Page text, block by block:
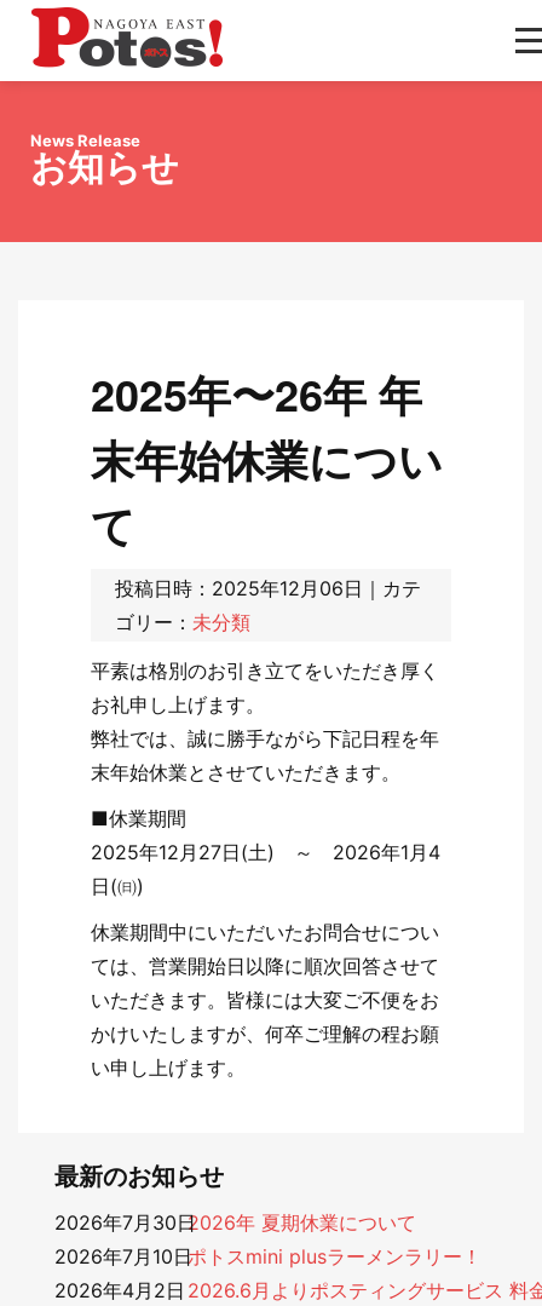
News Release
お知らせ
2025年〜26年 年
末年始休業につい
て
投稿日時：2025年12月06日｜カテ
ゴリー： 未分類
平素は格別のお引き立てをいただき厚く
お礼申し上げます。
弊社では、誠に勝手ながら下記日程を年
末年始休業とさせていただきます。
■休業期間
2025年12月27日(土) ～ 2026年1月4
日(㈰)
休業期間中にいただいたお問合せについ
ては、営業開始日以降に順次回答させて
いただきます。皆様には大変ご不便をお
かけいたしますが、何卒ご理解の程お願
い申し上げます。
最新のお知らせ
2026年 夏期休業について
2026年7月30日
ポトスmini plusラーメンラリー！
2026年7月10日
2026.6月よりポスティングサービス 料
2026年4月2日